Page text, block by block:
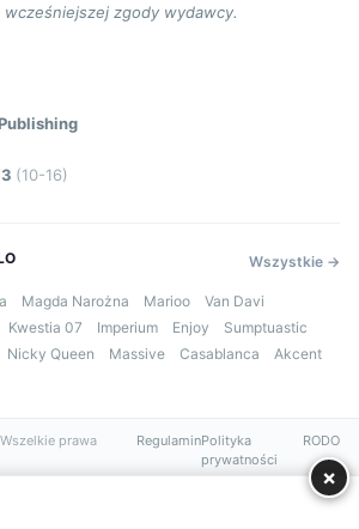
zgody wydawcy.
(10-16)
Wszystkie →
Magda Narożna Marioo
Van Davi
Kwestia 07 Imperium Enjoy
Sumptuastic
Nicky Queen Massive Casablanca
Akcent
prawa
RegulaminPolityka
prywatności
RODO
×